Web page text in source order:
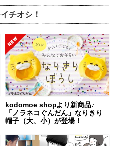
チオシ！
kodomoe shopより新商品♪
「ノラネコぐんだん」なりきり
帽子（大、小）が登場！